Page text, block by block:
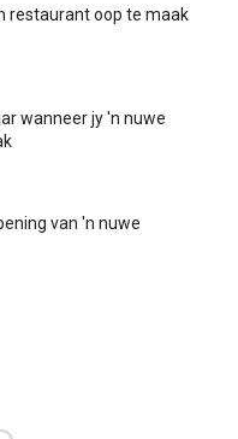
restaurant oop te maak
wanneer jy 'n nuwe
van 'n nuwe